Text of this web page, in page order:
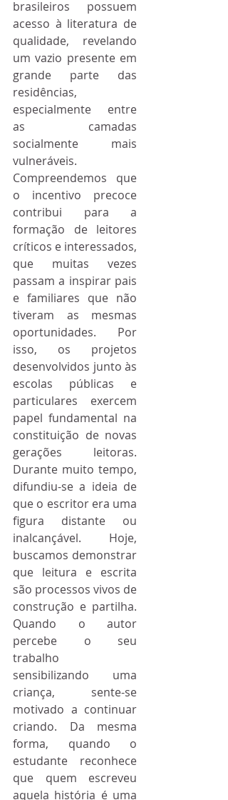
brasileiros possuem
acesso à literatura de
qualidade, revelando
um vazio presente em
grande parte das
residências,
especialmente entre
as camadas
socialmente mais
vulneráveis.
Compreendemos que
o incentivo precoce
contribui para a
formação de leitores
críticos e interessados,
que muitas vezes
passam a inspirar pais
e familiares que não
tiveram as mesmas
oportunidades. Por
isso, os projetos
desenvolvidos junto às
escolas públicas e
particulares exercem
papel fundamental na
constituição de novas
gerações leitoras.
Durante muito tempo,
difundiu-se a ideia de
que o escritor era uma
figura distante ou
inalcançável. Hoje,
buscamos demonstrar
que leitura e escrita
são processos vivos de
construção e partilha.
Quando o autor
percebe o seu
trabalho
sensibilizando uma
criança, sente-se
motivado a continuar
criando. Da mesma
forma, quando o
estudante reconhece
que quem escreveu
aquela história é uma